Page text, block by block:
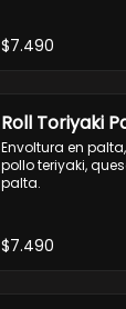
$7.490
Roll Toriyaki
Envoltura en
pollo teriyaki,
palta.
$7.490